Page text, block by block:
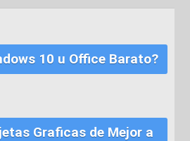
10 u Office Barato?
Graficas de Mejor a